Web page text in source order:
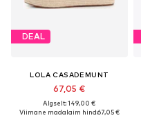
DEAL
LOLA CASADEMUNT
67,05 €
Algselt: 149,00 €
Viimane madalaim hind:67,05 €